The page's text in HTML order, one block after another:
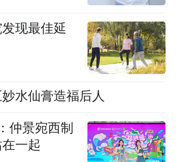
现最佳延
水仙膏造福后人
仲景宛西制
一起